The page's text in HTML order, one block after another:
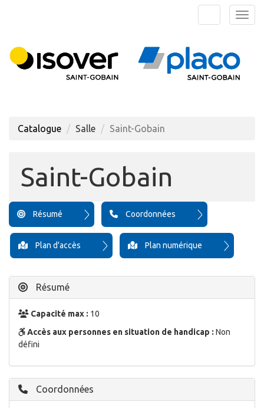
Rechercher
Catalogue Salle Saint-Gobain
Saint-Gobain
Résumé Coordonnées
Plan d'accès Plan numérique
Résumé
Capacité max : 10
Accès aux personnes en situation de handicap : Non
défini
Coordonnées